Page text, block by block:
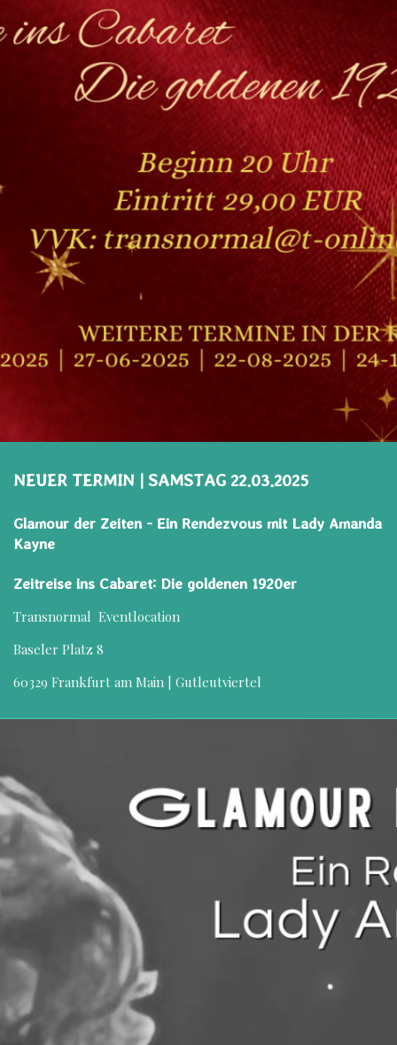
NEUER TERMIN | SAMSTAG 22.03.2025
Glamour der Zeiten - Ein Rendezvous mit Lady Amanda
Kayne
Zeitreise ins Cabaret: Die goldenen 1920er
Transnormal Eventlocation
Baseler Platz 8
60329 Frankfurt am Main | Gutleutviertel